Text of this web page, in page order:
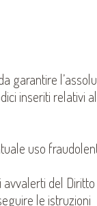
garantire
inseriti relativi
uso
del Diritto
le istruzioni